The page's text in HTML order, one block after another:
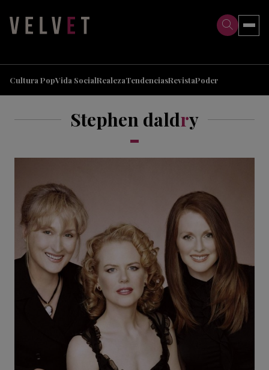
Cultura PopVida SocialRealezaTendenciasRevistaPoder
Stephen daldry